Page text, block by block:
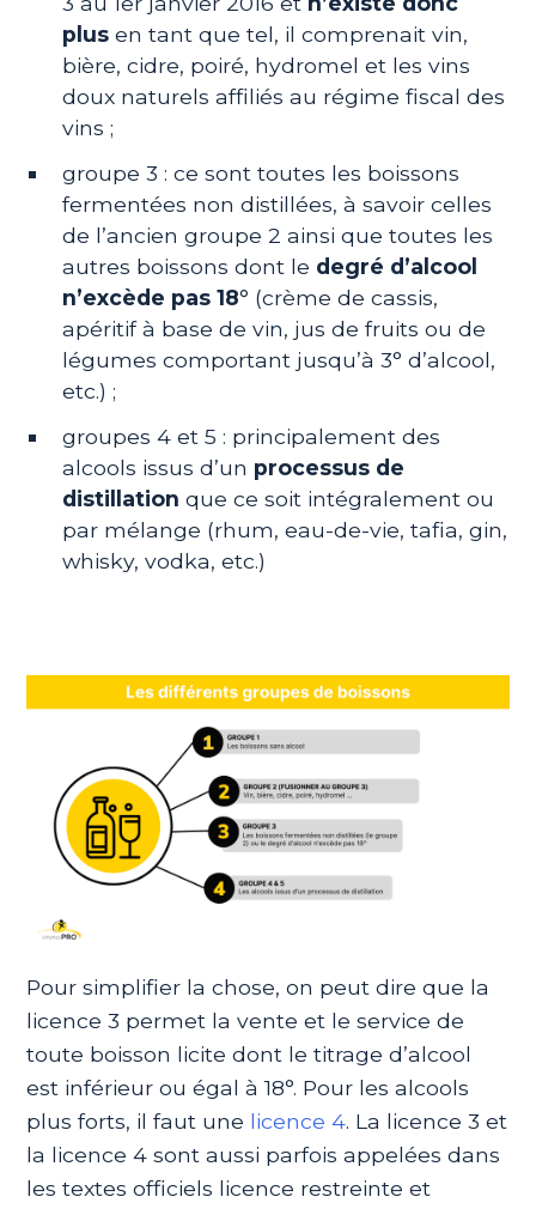
plus en tant que tel, il comprenait vin,
bière, cidre, poiré, hydromel et les vins
doux naturels affiliés au régime fiscal des
vins ;
groupe 3 : ce sont toutes les boissons
fermentées non distillées, à savoir celles
de l’ancien groupe 2 ainsi que toutes les
autres boissons dont le degré d’alcool
n’excède pas 18° (crème de cassis,
apéritif à base de vin, jus de fruits ou de
légumes comportant jusqu’à 3° d’alcool,
etc.) ;
groupes 4 et 5 : principalement des
alcools issus d’un processus de
distillation que ce soit intégralement ou
par mélange (rhum, eau-de-vie, tafia, gin,
whisky, vodka, etc.)
Pour simplifier la chose, on peut dire que la
licence 3 permet la vente et le service de
toute boisson licite dont le titrage d’alcool
est inférieur ou égal à 18°. Pour les alcools
plus forts, il faut une licence 4. La licence 3 et
la licence 4 sont aussi parfois appelées dans
les textes officiels licence restreinte et